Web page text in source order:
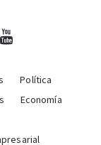
Política
Economía